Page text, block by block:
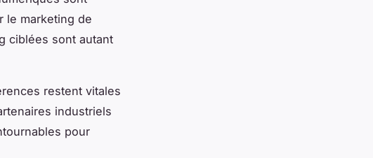
le marketing de
ciblées sont autant
restent vitales
industriels
pour